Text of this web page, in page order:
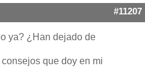
#11207
ya? ¿Han dejado de
que doy en mi